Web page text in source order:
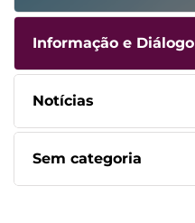
Informação e Diálogo
Notícias
Sem categoria